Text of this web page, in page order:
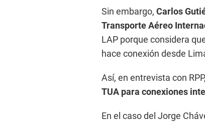
Sin embargo, Carlos
Transporte Aéreo
LAP porque considera
hace conexión desde
Así, en entrevista con RPP,
TUA para conexiones
En el caso del Jorge